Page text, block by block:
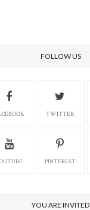
FOLLOW US
TWITTER
PINTEREST
YOU ARE INVITED